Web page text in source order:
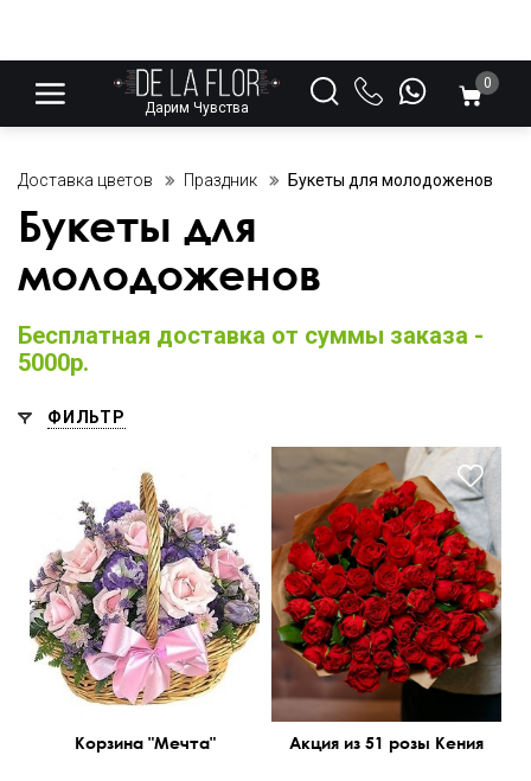
Дарим Чувства
0
Доставка цветов Праздник Букеты для молодоженов
Букеты для
молодоженов
Бесплатная доставка от суммы заказа -
5000р.
ФИЛЬТР
35 см 40 см
Корзина "Мечта"
Мини-розочки 40 см
Акция из 51 розы Кения